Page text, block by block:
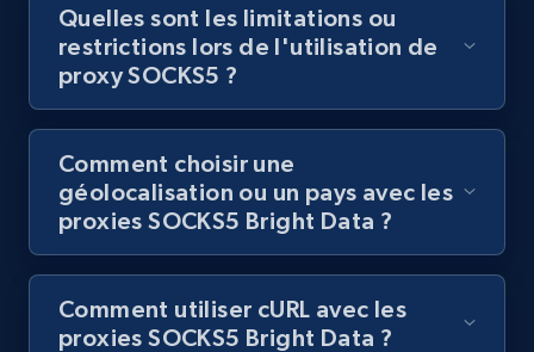
Quelles sont les limitations ou
restrictions lors de l'utilisation de
proxy SOCKS5 ?
Comment choisir une
géolocalisation ou un pays avec les
proxies SOCKS5 Bright Data ?
Comment utiliser cURL avec les
proxies SOCKS5 Bright Data ?